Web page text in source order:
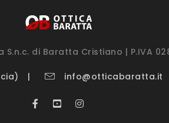
di Baratta Cristiano | P.IVA
info@otticabaratta.it